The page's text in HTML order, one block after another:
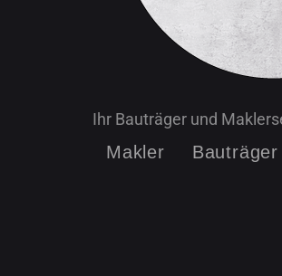
Ihr Bauträger und
Makler Bauträger